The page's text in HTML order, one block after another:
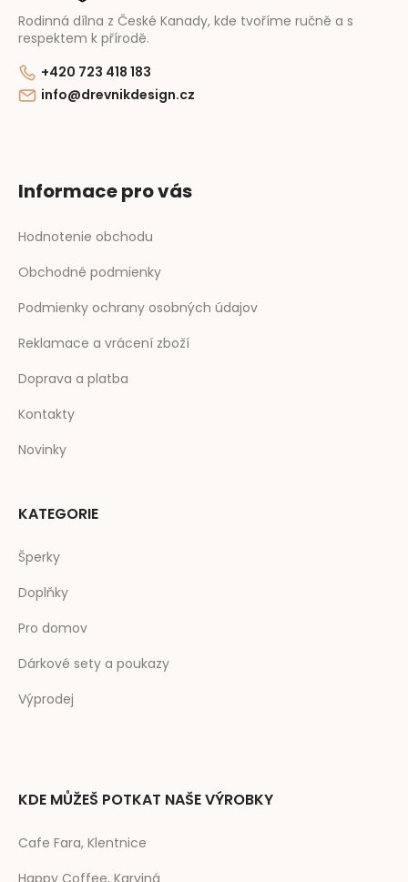
Rodinná dílna z České Kanady, kde tvoříme ručně a s
respektem k přírodě.
+420 723 418 183
info@drevnikdesign.cz
Informace pro vás
Hodnotenie obchodu
Obchodné podmienky
Podmienky ochrany osobných údajov
Reklamace a vrácení zboží
Doprava a platba
Kontakty
Novinky
KATEGORIE
Šperky
Doplňky
Pro domov
Dárkové sety a poukazy
Výprodej
KDE MŮŽEŠ POTKAT NAŠE VÝROBKY
Cafe Fara, Klentnice
Happy Coffee, Karviná